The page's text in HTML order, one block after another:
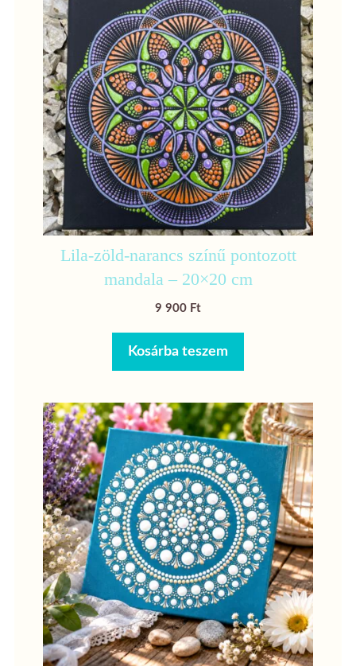
Lila-zöld-narancs színű pontozott
mandala – 20×20 cm
9 900 Ft
Kosárba teszem